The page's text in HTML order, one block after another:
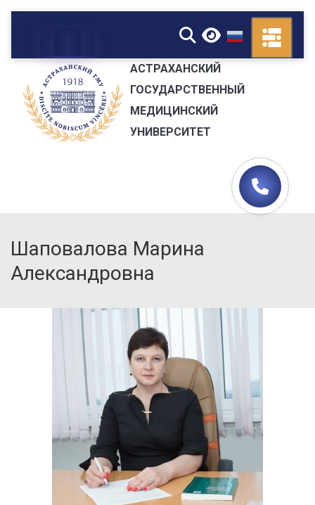
▼
АСТРАХАНСКИЙ
ГОСУДАРСТВЕННЫЙ
МЕДИЦИНСКИЙ
УНИВЕРСИТЕТ
Шаповалова Марина
Александровна